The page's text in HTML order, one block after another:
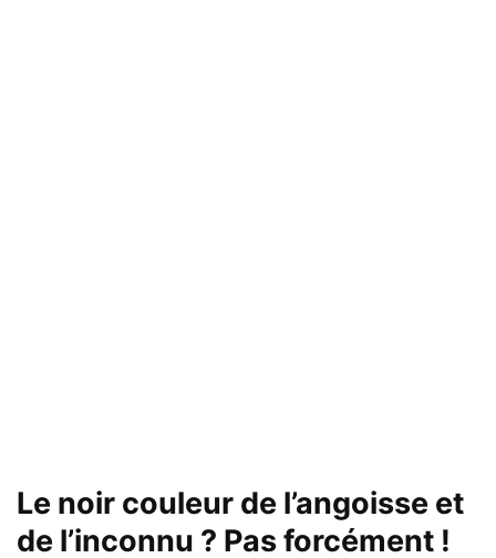
Le noir couleur de l’angoisse et
de l’inconnu ? Pas forcément !